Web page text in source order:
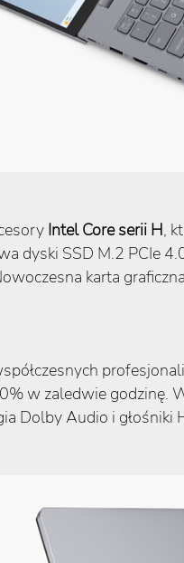
Intel Core serii H,
dyski SSD M.2 PCIe
karta
w zaledwie godzinę.
Dolby Audio i